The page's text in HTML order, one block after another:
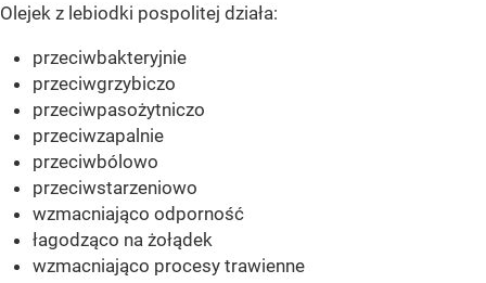
Olejek z lebiodki pospolitej działa:
przeciwbakteryjnie
przeciwgrzybiczo
przeciwpasożytniczo
przeciwzapalnie
przeciwbólowo
przeciwstarzeniowo
wzmacniająco odporność
łagodząco na żołądek
wzmacniająco procesy trawienne